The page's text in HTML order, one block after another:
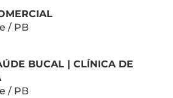
/ PB
BUCAL | CLÍNICA DE
/ PB